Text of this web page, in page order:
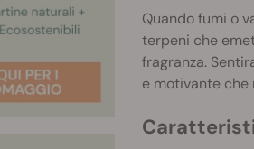
Quando fumi o
terpeni che
fragranza.
e motivante